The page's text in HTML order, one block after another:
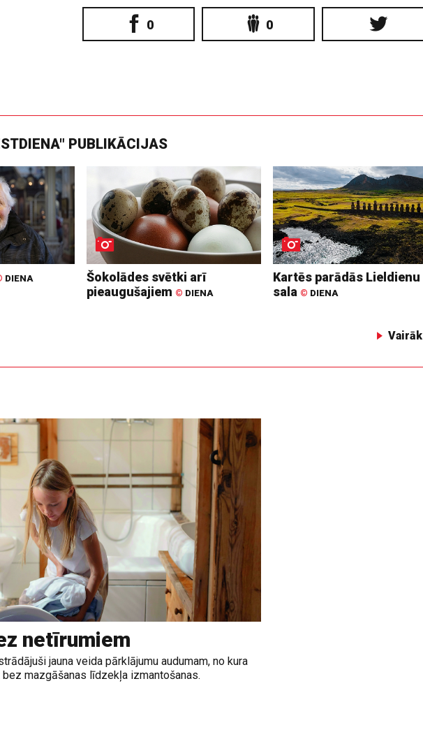
0 0
PUBLIKĀCIJAS
DIENA
Šokolādes svētki arī
pieaugušajiem © DIENA
Kartēs parādās Lieldienu
sala © DIENA
Vairāk
netīrumiem
jauna veida pārklājumu audumam, no kura
mazgāšanas līdzekļa izmantošanas.